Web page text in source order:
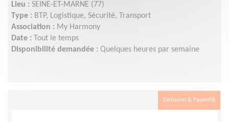
Lieu : SEINE-ET-MARNE (77)
Type : BTP, Logistique, Sécurité, Transport
Association : My Harmony
Date : Tout le temps
Disponibilité demandée : Quelques heures par semaine
Exclusion & Pauvreté